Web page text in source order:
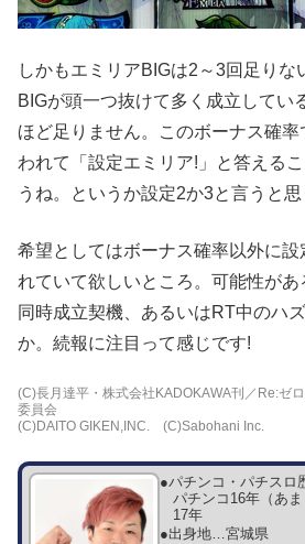
しかもエミリアBIGは2～3回足りな
BIGが頭一つ抜けて多く成立してい
ほど足りません。このボーナス確
われて「設定エミリア!」と答える
うね。というか設定2か3と言うと思
希望としてはボーナス確率以外に
れていて欲しいところ。可能性が
同時成立契機、あるいはRT中のハ
か。続報に注目って感じです!
(C)長月達平・株式会社KADOKAWA刊／Re:ゼ
委員会
(C)DAITO GIKEN,INC. (C)Sabohani Inc.
●パチンコ・パチスロ
パチンコ16年（あ
17年
●出身地…宮城県